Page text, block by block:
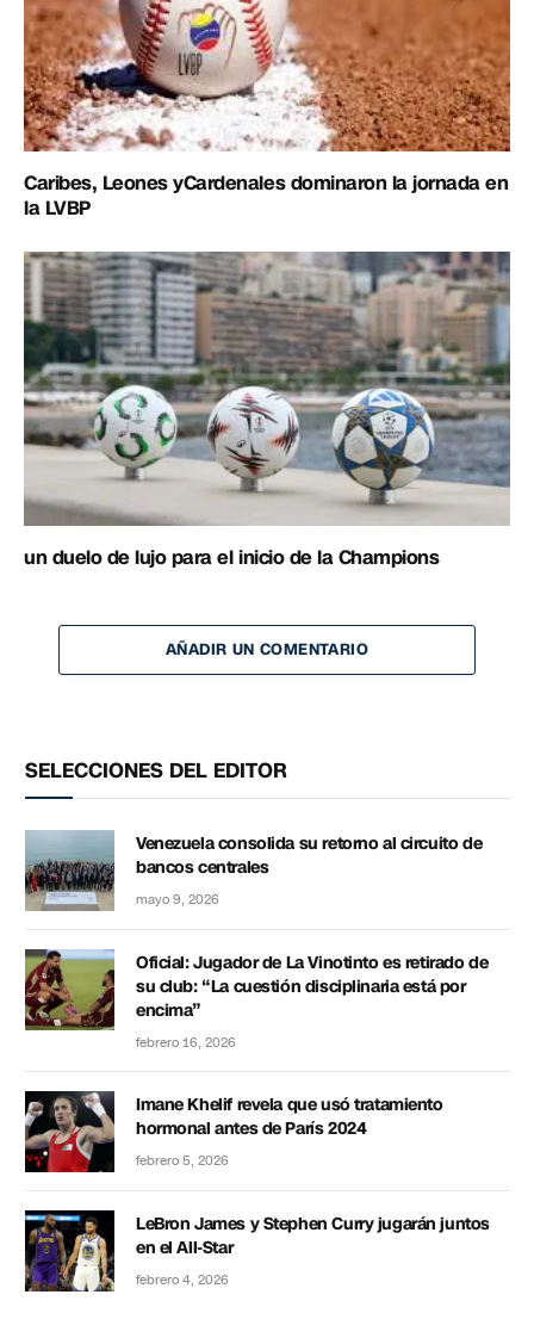
Caribes, Leones yCardenales dominaron la jornada en
la LVBP
un duelo de lujo para el inicio de la Champions
AÑADIR UN COMENTARIO
SELECCIONES DEL EDITOR
Venezuela consolida su retorno al circuito de
bancos centrales
mayo 9, 2026
Oficial: Jugador de La Vinotinto es retirado de
su club: “La cuestión disciplinaria está por
encima”
febrero 16, 2026
Imane Khelif revela que usó tratamiento
hormonal antes de París 2024
febrero 5, 2026
LeBron James y Stephen Curry jugarán juntos
en el All-Star
febrero 4, 2026